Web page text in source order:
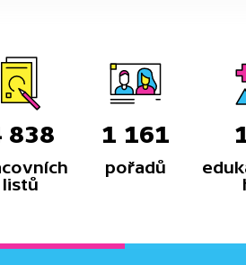
838
listů
1 161
pořadů